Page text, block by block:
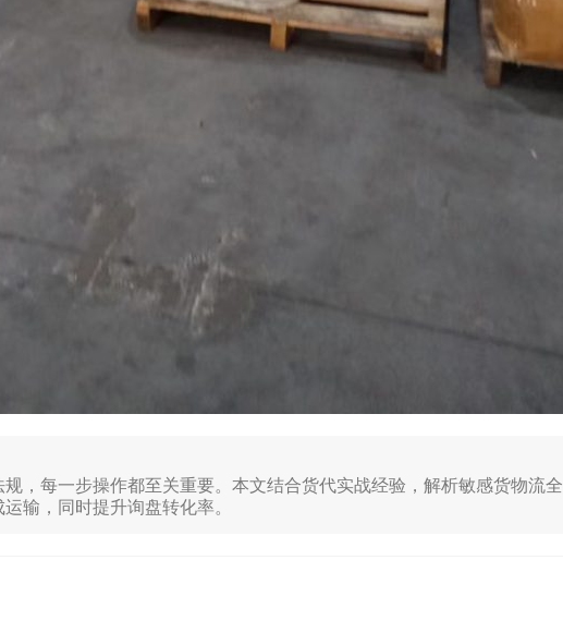
，每一步操作都至关重要。本文结合货代实战经验，解析敏感货物流全
输，同时提升询盘转化率。